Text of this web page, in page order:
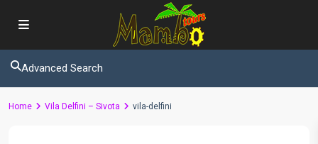
Advanced Search
Home Vila Delfini – Sivota vila-delfini